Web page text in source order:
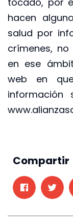
hacen
salud por
crímenes,
en ese
web en
información
Compartir